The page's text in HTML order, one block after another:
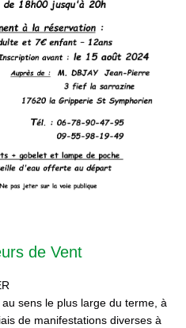
de Vent
sens le plus large du terme, à
de manifestations diverses à